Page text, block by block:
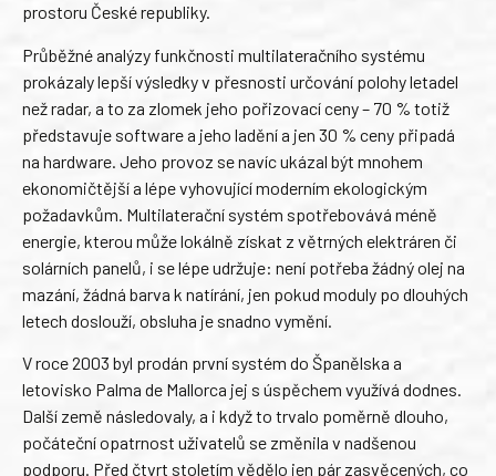
prostoru České republiky.
Průběžné analýzy funkčnosti multilateračního systému
prokázaly lepší výsledky v přesnosti určování polohy letadel
než radar, a to za zlomek jeho pořizovací ceny – 70 % totiž
představuje software a jeho ladění a jen 30 % ceny připadá
na hardware. Jeho provoz se navíc ukázal být mnohem
ekonomičtější a lépe vyhovující moderním ekologickým
požadavkům. Multilaterační systém spotřebovává méně
energie, kterou může lokálně získat z větrných elektráren či
solárních panelů, i se lépe udržuje: není potřeba žádný olej na
mazání, žádná barva k natírání, jen pokud moduly po dlouhých
letech doslouží, obsluha je snadno vymění.
V roce 2003 byl prodán první systém do Španělska a
letovisko Palma de Mallorca jej s úspěchem využívá dodnes.
Další země následovaly, a i když to trvalo poměrně dlouho,
počáteční opatrnost uživatelů se změnila v nadšenou
podporu. Před čtvrt stoletím vědělo jen pár zasvěcených, co